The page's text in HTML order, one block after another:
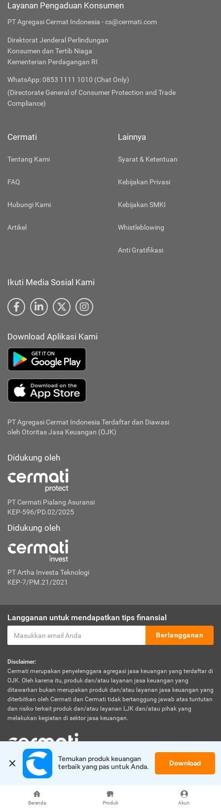
Beranda Produk Akun
Layanan Pengaduan Konsumen
PT Agregasi Cermat Indonesia - cs@cermati.com
Direktorat Jenderal Perlindungan
Konsumen dan Tertib Niaga
Kementerian Perdagangan RI
WhatsApp: 0853 1111 1010 (Chat Only)
(Directorate General of Consumer Protection and Trade
Compliance)
Cermati
Tentang Kami
FAQ
Hubungi Kami
Artikel
Lainnya
Syarat & Ketentuan
Kebijakan Privasi
Kebijakan SMKI
Whistleblowing
Anti Gratifikasi
Ikuti Media Sosial Kami
Download Aplikasi Kami
PT Agregasi Cermat Indonesia Terdaftar dan Diawasi
oleh Otoritas Jasa Keuangan (OJK)
Didukung oleh
PT Cermati Pialang Asuransi
KEP-596/PD.02/2025
Didukung oleh
PT Artha Investa Teknologi
KEP-7/PM.21/2021
Langganan untuk mendapatkan tips finansial
Berlangganan
Disclaimer:
Cermati merupakan penyelenggara agregasi jasa keuangan yang terdaftar di
OJK. Oleh karena itu, produk dan/atau layanan jasa keuangan yang
ditawarkan bukan merupakan produk dan/atau layanan jasa keuangan yang
diterbitkan oleh Cermati dan Cermati tidak bertanggung jawab atas tuntutan
dan risiko terkait produk dan/atau layanan LJK dan/atau pihak yang
melakukan kegiatan di sektor jasa keuangan.
© 2026 Cermati. All Rights Reserved.
Temukan produk keuangan
terbaik yang pas untuk Anda.
Download